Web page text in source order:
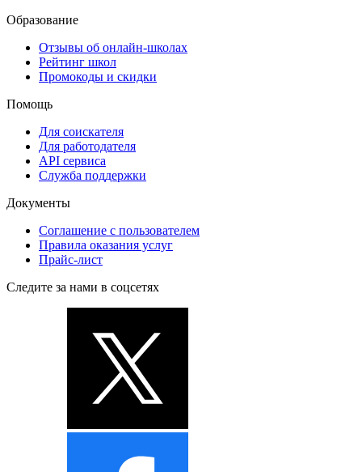
Образование
Отзывы об онлайн-школах
Рейтинг школ
Промокоды и скидки
Помощь
Для соискателя
Для работодателя
API сервиса
Служба поддержки
Документы
Соглашение с пользователем
Правила оказания услуг
Прайс-лист
Следите за нами в соцсетях